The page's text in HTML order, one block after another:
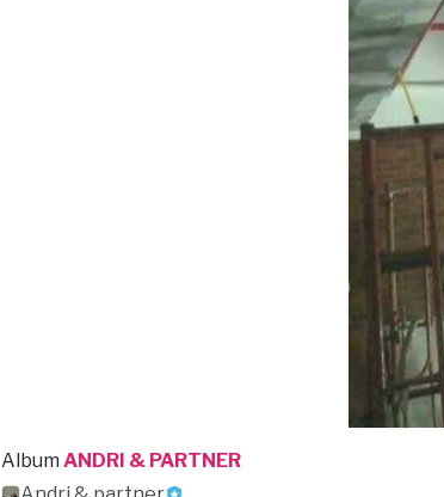
Album ANDRI & PARTNER